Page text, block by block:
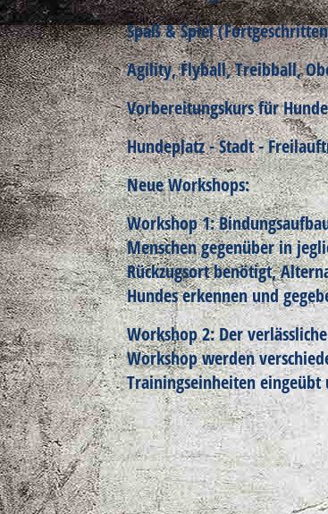
Spaß & Spiel
Agility, Flyball, Treibball,
Vorbereitungskurs für
Hundeplatz - Stadt -
Neue Workshops:
Workshop 1:
Menschen gegenüber in
Rückzugsort benötigt,
Hundes erkennen und
Workshop 2: Der
Workshop werden
Trainingseinheiten